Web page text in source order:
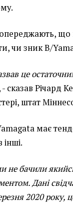
що
чи зник B/
це
- сказав Річард
штат
має
не бачили
Дані
2020 року,